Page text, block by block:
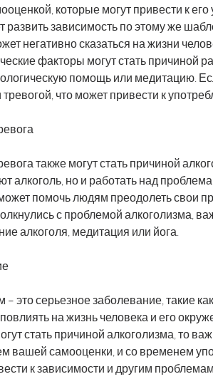
которые могут привести к
развить зависимость по этому же
негативно сказаться на жизни
факторы могут стать причиной
помощь или медитацию.
что может привести к
также могут стать причиной
алкоголь, но и работать над
помочь людям преодолеть свои
с проблемой алкоголизма,
алкоголя, медитация или йога.
– это серьезное заболевание, такие
на жизнь человека и его
стать причиной алкоголизма, то
вашей самооценки, и со временем
к зависимости и другим проблемам.